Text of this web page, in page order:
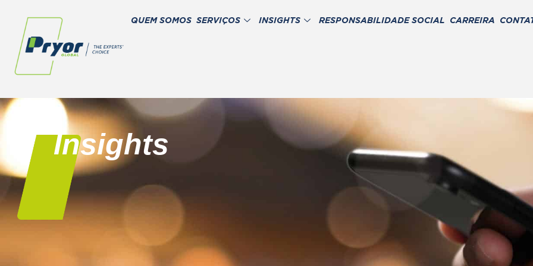
QUEM SOMOS SERVIÇOS INSIGHTS RESPONSABILIDADE SOCIAL CARREIRA
Insights